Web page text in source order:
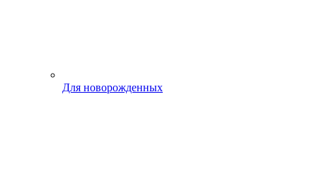
Для новорожденных